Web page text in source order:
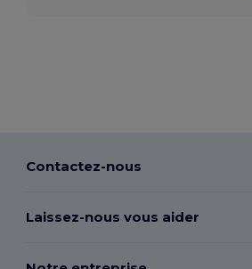
Contactez-nous
Laissez-nous vous aider